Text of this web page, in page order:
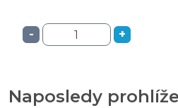
- +
Naposledy